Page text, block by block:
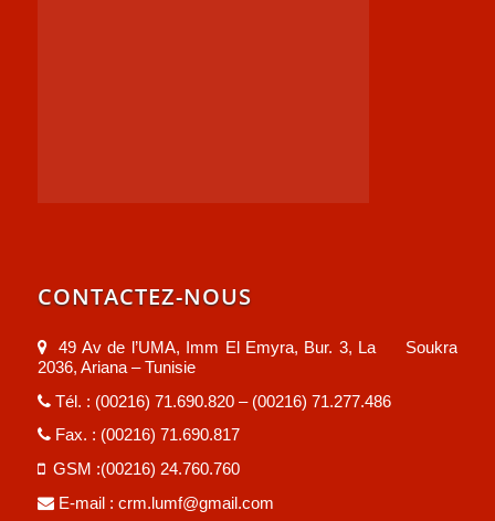
CONTACTEZ-NOUS
49 Av de l’UMA, Imm El Emyra, Bur. 3, La Soukra
2036, Ariana – Tunisie
Tél. : (00216) 71.690.820 – (00216) 71.277.486
Fax. : (00216) 71.690.817
GSM :(00216) 24.760.760
E-mail : crm.lumf@gmail.com